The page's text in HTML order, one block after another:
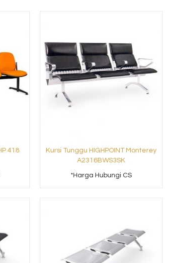
418
Kursi Tunggu HIGHPOINT Monterey
A2316BWS3SK
*Harga Hubungi CS
Kursi Tunggu DONATI
*Harga Hubungi CS